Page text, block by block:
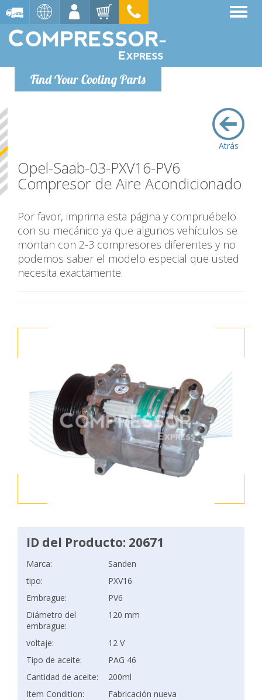
Find Your Cooling Parts
Atrás
Opel-Saab-03-PXV16-PV6
Compresor de Aire Acondicionado
Por favor, imprima esta página y compruébelo
con su mecánico ya que algunos vehículos se
montan con 2-3 compresores diferentes y no
podemos saber el modelo especial que usted
necesita exactamente.
ID del Producto: 20671
Marca:
Sanden
tipo:
PXV16
Embrague:
PV6
Diámetro del
embrague:
120 mm
voltaje:
12 V
Tipo de aceite:
PAG 46
Cantidad de aceite:
200ml
Item Condition:
Fabricación nueva